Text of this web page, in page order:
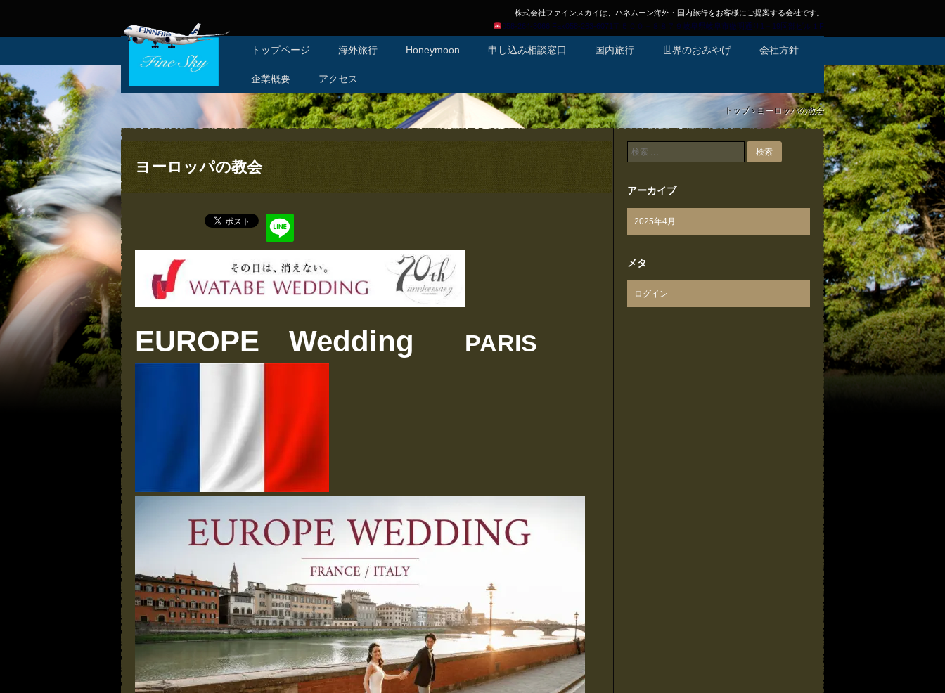
株式会社ファインスカイは、ハネムーン海外・国内旅行をお客様にご提案する会社です。
058-264-3066 Fax058-263-6071〒５００－８８７９岐阜県岐阜市徹明通り1－19岡部ビル１F
ン
ン
ッ
トップページ 海外旅行 Honeymoon 申し込み相談窓口 国内旅行 世界のおみやげ 会社方針
企業概要 アクセス
トップ › ヨーロッパの教会
ヨーロッパの教会
EUROPE Wedding PARIS
検
索
アーカイブ
2025年4月
メタ
ログイン